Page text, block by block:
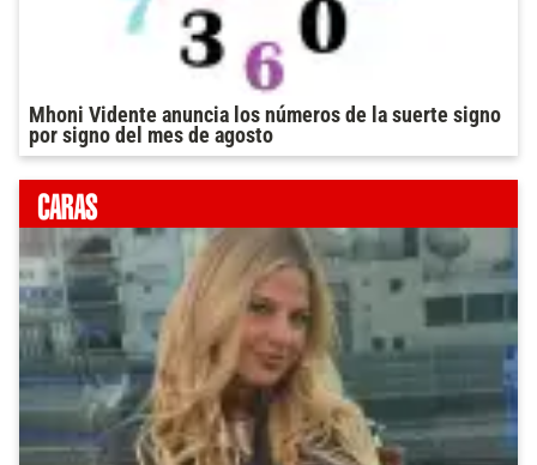
Mhoni Vidente anuncia los números de la suerte signo
por signo del mes de agosto